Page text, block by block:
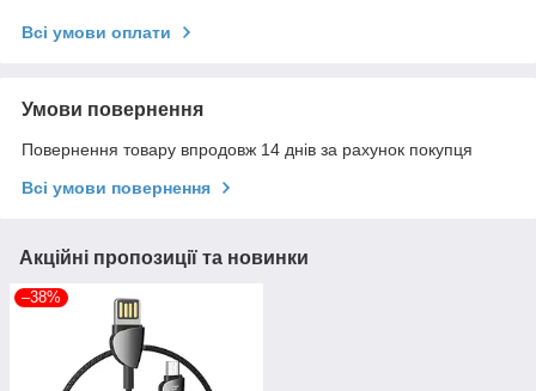
Всі умови оплати
Умови повернення
Повернення товару впродовж 14 днів за рахунок покупця
Всі умови повернення
Акційні пропозиції та новинки
–38%